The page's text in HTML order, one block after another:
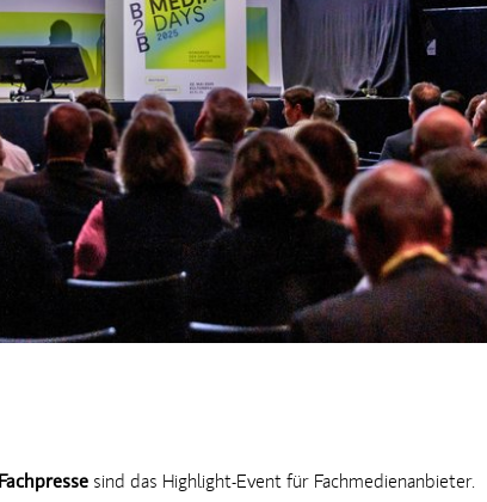
sind das Highlight-Event für Fachmedienanbieter.